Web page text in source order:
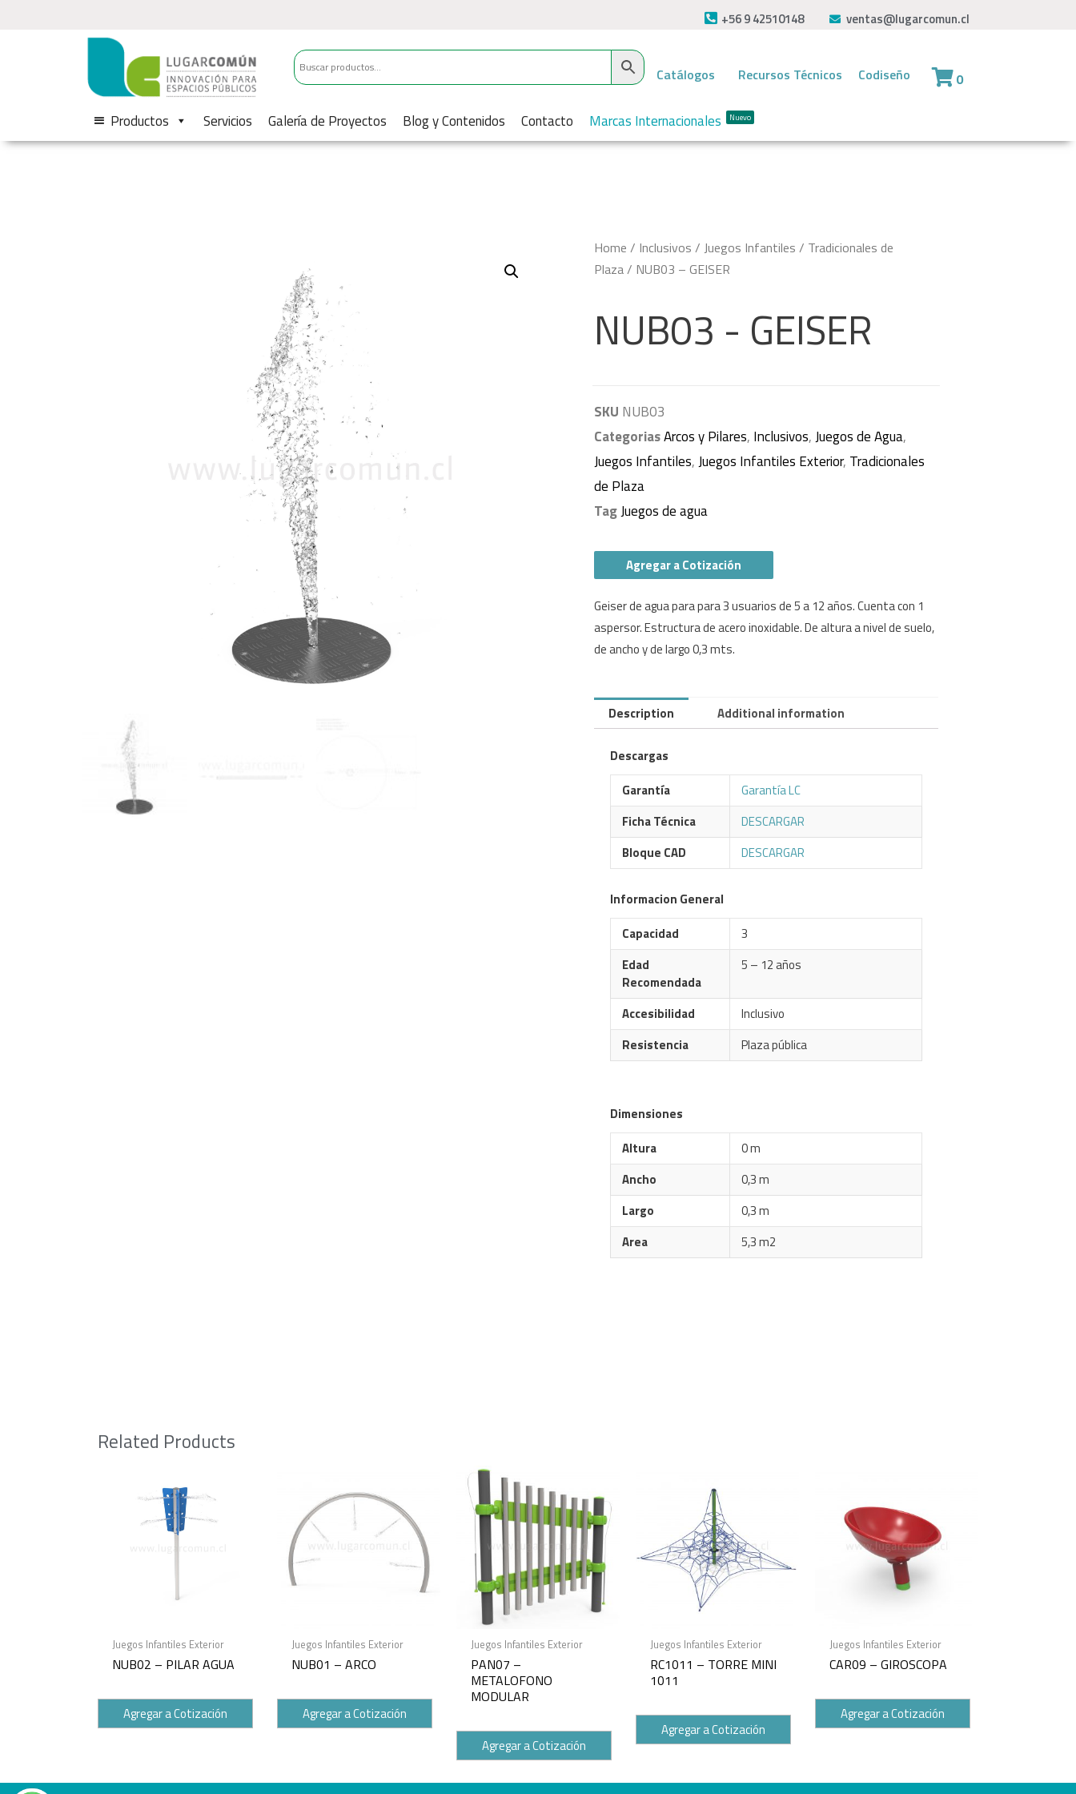
+56 9 42510148 ventas@lugarcomun.cl
Catálogos Recursos Técnicos Codiseño 0
Productos Servicios Galería de Proyectos Blog y Contenidos Contacto Marcas Internacionales Nuevo
Home / Inclusivos / Juegos Infantiles / Tradicionales de
Plaza/ NUB03 – GEISER
NUB03 - GEISER
SKU NUB03
CategoriasArcos y Pilares, Inclusivos,Juegos de Agua,
Juegos Infantiles,Juegos Infantiles Exterior, Tradicionales
de Plaza
TagJuegos de agua
Agregar a Cotización
Geiser de agua para para 3 usuarios de 5 a 12 años. Cuenta con 1
aspersor. Estructura de acero inoxidable. De altura a nivel de suelo,
de ancho y de largo 0,3 mts.
Description Additional information
Descargas
Garantía
Garantía LC
Ficha Técnica
DESCARGAR
Bloque CAD
DESCARGAR
Informacion General
Capacidad
3
Edad
Recomendada
5 – 12 años
Accesibilidad
Inclusivo
Resistencia
Plaza pública
Dimensiones
Altura
0 m
Ancho
0,3 m
Largo
0,3 m
Area
5,3 m2
Related Products
Juegos Infantiles Exterior
NUB02 – PILAR AGUA
Agregar a Cotización
Juegos Infantiles Exterior
NUB01 – ARCO
Agregar a Cotización
Juegos Infantiles Exterior
PAN07 –
METALOFONO
MODULAR
Agregar a Cotización
Juegos Infantiles Exterior
RC1011 – TORRE MINI
1011
Agregar a Cotización
Juegos Infantiles Exterior
CAR09 – GIROSCOPA
Agregar a Cotización